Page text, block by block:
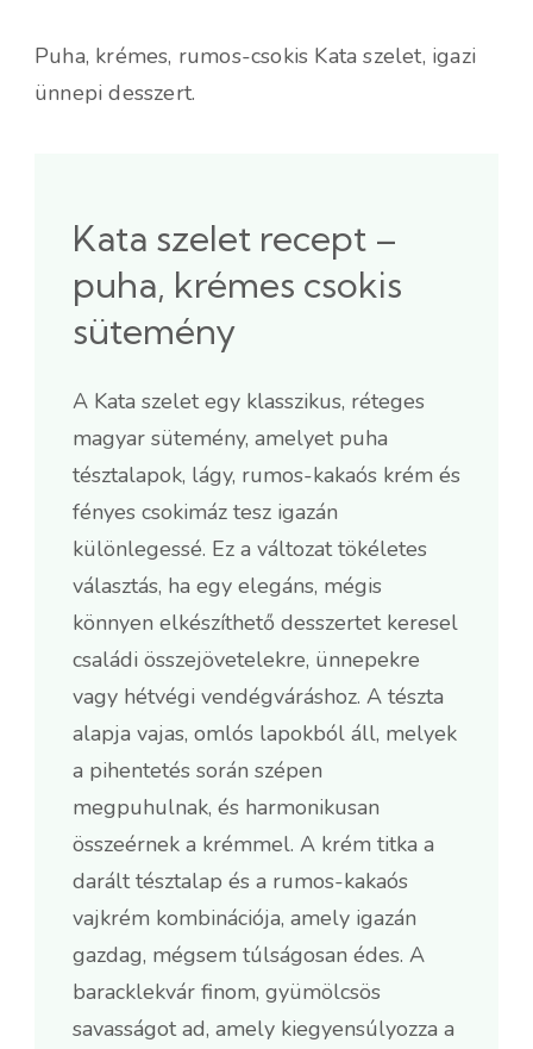
Puha, krémes, rumos-csokis Kata szelet, igazi
ünnepi desszert.
Kata szelet recept –
puha, krémes csokis
sütemény
A Kata szelet egy klasszikus, réteges
magyar sütemény, amelyet puha
tésztalapok, lágy, rumos-kakaós krém és
fényes csokimáz tesz igazán
különlegessé. Ez a változat tökéletes
választás, ha egy elegáns, mégis
könnyen elkészíthető desszertet keresel
családi összejövetelekre, ünnepekre
vagy hétvégi vendégváráshoz. A tészta
alapja vajas, omlós lapokból áll, melyek
a pihentetés során szépen
megpuhulnak, és harmonikusan
összeérnek a krémmel. A krém titka a
darált tésztalap és a rumos-kakaós
vajkrém kombinációja, amely igazán
gazdag, mégsem túlságosan édes. A
baracklekvár finom, gyümölcsös
savasságot ad, amely kiegyensúlyozza a